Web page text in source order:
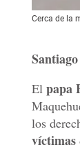
Cerca de la
El papa
los
víctimas